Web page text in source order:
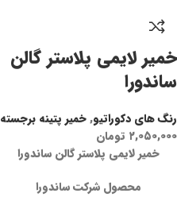
خمیر لایمی پلاستر گالن
ساندورا
رنگ های دکوراتیو,خمیر پتینه برجسته
۲,۰۵۰,۰۰۰ تومان
خمیر لایمی پلاستر گالن ساندورا
محصول شرکت ساندورا